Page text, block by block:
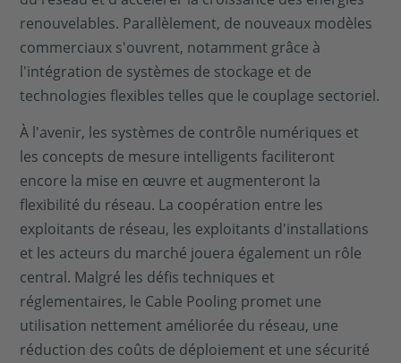
renouvelables. Parallèlement, de nouveaux modèles
commerciaux s'ouvrent, notamment grâce à
l'intégration de systèmes de stockage et de
technologies flexibles telles que le couplage sectoriel.
À l'avenir, les systèmes de contrôle numériques et
les concepts de mesure intelligents faciliteront
encore la mise en œuvre et augmenteront la
flexibilité du réseau. La coopération entre les
exploitants de réseau, les exploitants d'installations
et les acteurs du marché jouera également un rôle
central. Malgré les défis techniques et
réglementaires, le Cable Pooling promet une
utilisation nettement améliorée du réseau, une
réduction des coûts de déploiement et une sécurité